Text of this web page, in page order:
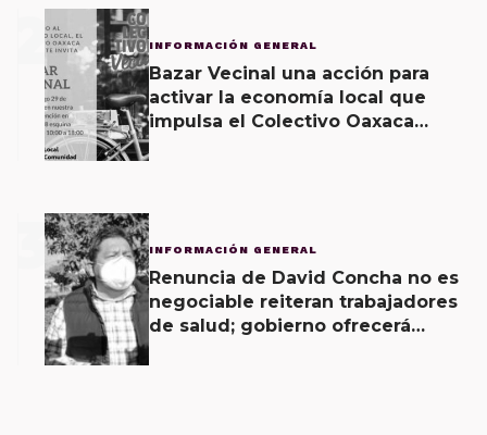
2 INFORMACIÓN GENERAL
Bazar Vecinal una acción para
activar la economía local que
impulsa el Colectivo Oaxaca
3 INFORMACIÓN GENERAL
Renuncia de David Concha no es
negociable reiteran trabajadores
de salud; gobierno ofrecerá